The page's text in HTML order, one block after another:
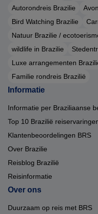
Autorondreis Brazilie
Bird Watching Brazilie
Natuur Brazilie /
wildlife in Brazilie
Luxe arrangementen
Familie rondreis Brazilië
Informatie
Informatie per Braziliaanse
Top 10 Brazilië
Klantenbeoordelingen BRS
Over Brazilie
Reisblog Brazilië
Reisinformatie
Over ons
Duurzaam op reis met BRS